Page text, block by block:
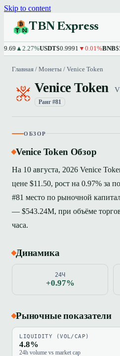
Skip to content
TBN Express
▲2.27%USDT$0.9991▼0.01%BNB
Главная / Монеты / Venice Token
Venice Token
Ранг #81
ОБЗОР
Venice Token Обзор
На 10 августа, 2026 Venice
цене $11.50, рост на 0.97% за
#81 место по рыночной
— $543.24M, при объёме
часа.
Динамика
24Ч
+0.97%
Рыночные показатели
LIQUIDITY (VOL/CAP)
4.8%
24h volume vs market cap